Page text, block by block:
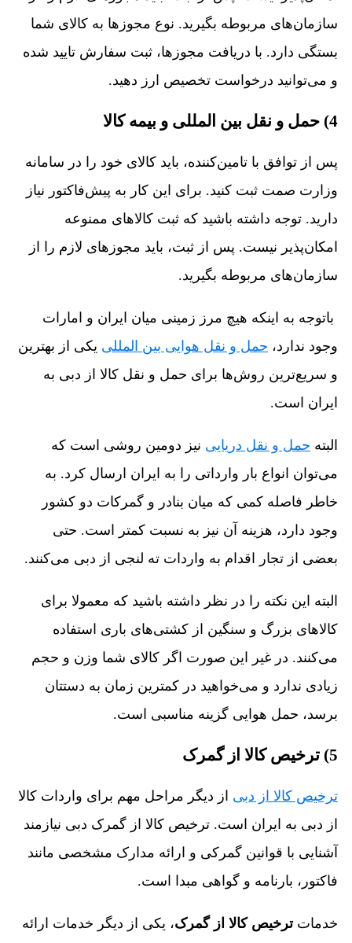
سازمان‌های مربوطه بگیرید. نوع مجوزها به کالای شما
بستگی دارد. با دریافت مجوزها، ثبت سفارش تایید شده
و می‌توانید درخواست تخصیص ارز دهید.
4) حمل و نقل بین المللی و بیمه کالا
پس از توافق با تامین‌کننده، باید کالای خود را در سامانه
وزارت صمت ثبت کنید. برای این کار به پیش‌فاکتور نیاز
دارید. توجه داشته باشید که ثبت کالاهای ممنوعه
امکان‌پذیر نیست. پس از ثبت، باید مجوزهای لازم را از
سازمان‌های مربوطه بگیرید.
باتوجه به اینکه هیچ مرز زمینی میان ایران و امارات
وجود ندارد، حمل و نقل هوایی بین المللی یکی از بهترین
و سریع‌ترین روش‌ها برای حمل و نقل کالا از دبی به
ایران است.
البته حمل و نقل دریایی نیز دومین روشی است که
می‌توان انواع بار وارداتی را به ایران ارسال کرد. به
خاطر فاصله کمی که میان بنادر و گمرکات دو کشور
وجود دارد، هزینه آن نیز به نسبت کمتر است. حتی
بعضی از تجار اقدام به واردات ته لنجی از دبی می‌کنند.
البته این نکته را در نظر داشته باشید که معمولا برای
کالاهای بزرگ و سنگین از کشتی‌های باری استفاده
می‌کنند. در غیر این صورت اگر کالای شما وزن و حجم
زیادی ندارد و می‌خواهید در کمترین زمان به دستتان
برسد، حمل هوایی گزینه مناسبی است.
5) ترخیص کالا از گمرک
ترخیص کالا از دبی از دیگر مراحل مهم برای واردات کالا
از دبی به ایران است. ترخیص کالا از گمرک دبی نیازمند
آشنایی با قوانین گمرکی و ارائه مدارک مشخصی مانند
فاکتور، بارنامه و گواهی مبدا است.
خدماتترخیص کالا از گمرک، یکی از دیگر خدمات ارائه